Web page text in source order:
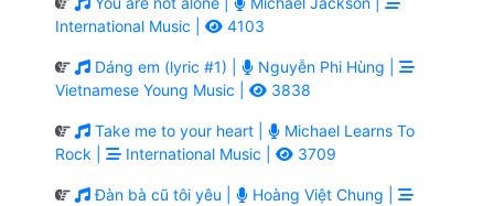
International Music |
4103
Dáng em (lyric #1) |
Nguyễn Phi Hùng |
Vietnamese Young Music |
3838
Take me to your heart |
Michael Learns To
Rock |
International Music | 3709
Đàn bà cũ tôi yêu |
Hoàng Việt Chung |